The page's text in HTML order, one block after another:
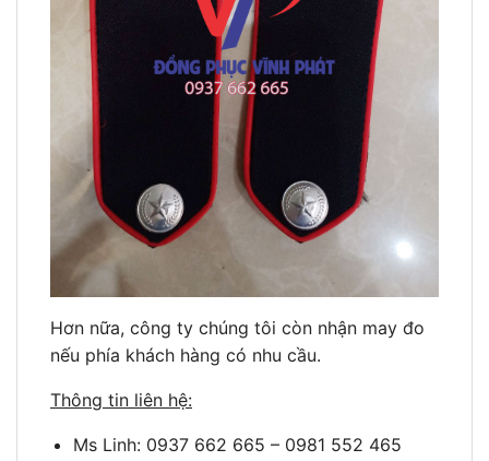
Hơn nữa, công ty chúng tôi còn nhận may đo
nếu phía khách hàng có nhu cầu.
Thông tin liên hệ:
Ms Linh: 0937 662 665 – 0981 552 465